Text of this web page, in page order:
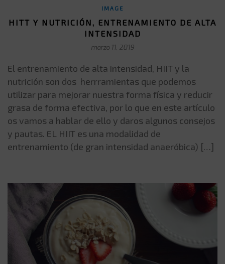
IMAGE
HITT Y NUTRICIÓN, ENTRENAMIENTO DE ALTA
INTENSIDAD
marzo 11, 2019
El entrenamiento de alta intensidad, HIIT y la
nutrición son dos herrramientas que podemos
utilizar para mejorar nuestra forma física y reducir
grasa de forma efectiva, por lo que en este artículo
os vamos a hablar de ello y daros algunos consejos
y pautas. EL HIIT es una modalidad de
entrenamiento (de gran intensidad anaeróbica) […]